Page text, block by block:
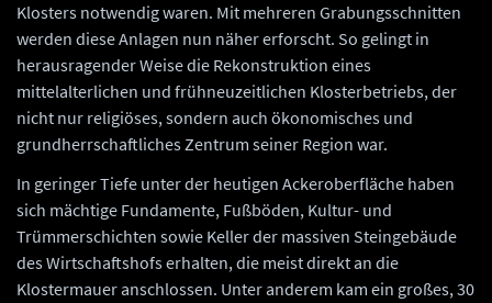
Klosters notwendig waren. Mit mehreren Grabungsschnitten
werden diese Anlagen nun näher erforscht. So gelingt in
herausragender Weise die Rekonstruktion eines
mittelalterlichen und frühneuzeitlichen Klosterbetriebs, der
nicht nur religiöses, sondern auch ökonomisches und
grundherrschaftliches Zentrum seiner Region war.
In geringer Tiefe unter der heutigen Ackeroberfläche haben
sich mächtige Fundamente, Fußböden, Kultur- und
Trümmerschichten sowie Keller der massiven Steingebäude
des Wirtschaftshofs erhalten, die meist direkt an die
Klostermauer anschlossen. Unter anderem kam ein großes, 30